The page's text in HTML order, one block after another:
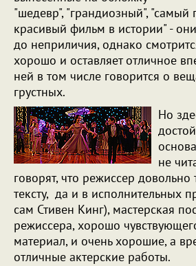
"шедевр", "грандиозный", "самый
красивый фильм в истории" -
до неприличия, однако
хорошо и оставляет отличное
ней в том числе говорится о
грустных.
Но
не
говорят, что режиссер довольно
тексту, да и в исполнительных
сам Стивен Кинг), мастерская
режиссера, хорошо
материал, и очень хорошие, а
отличные актерские работы.